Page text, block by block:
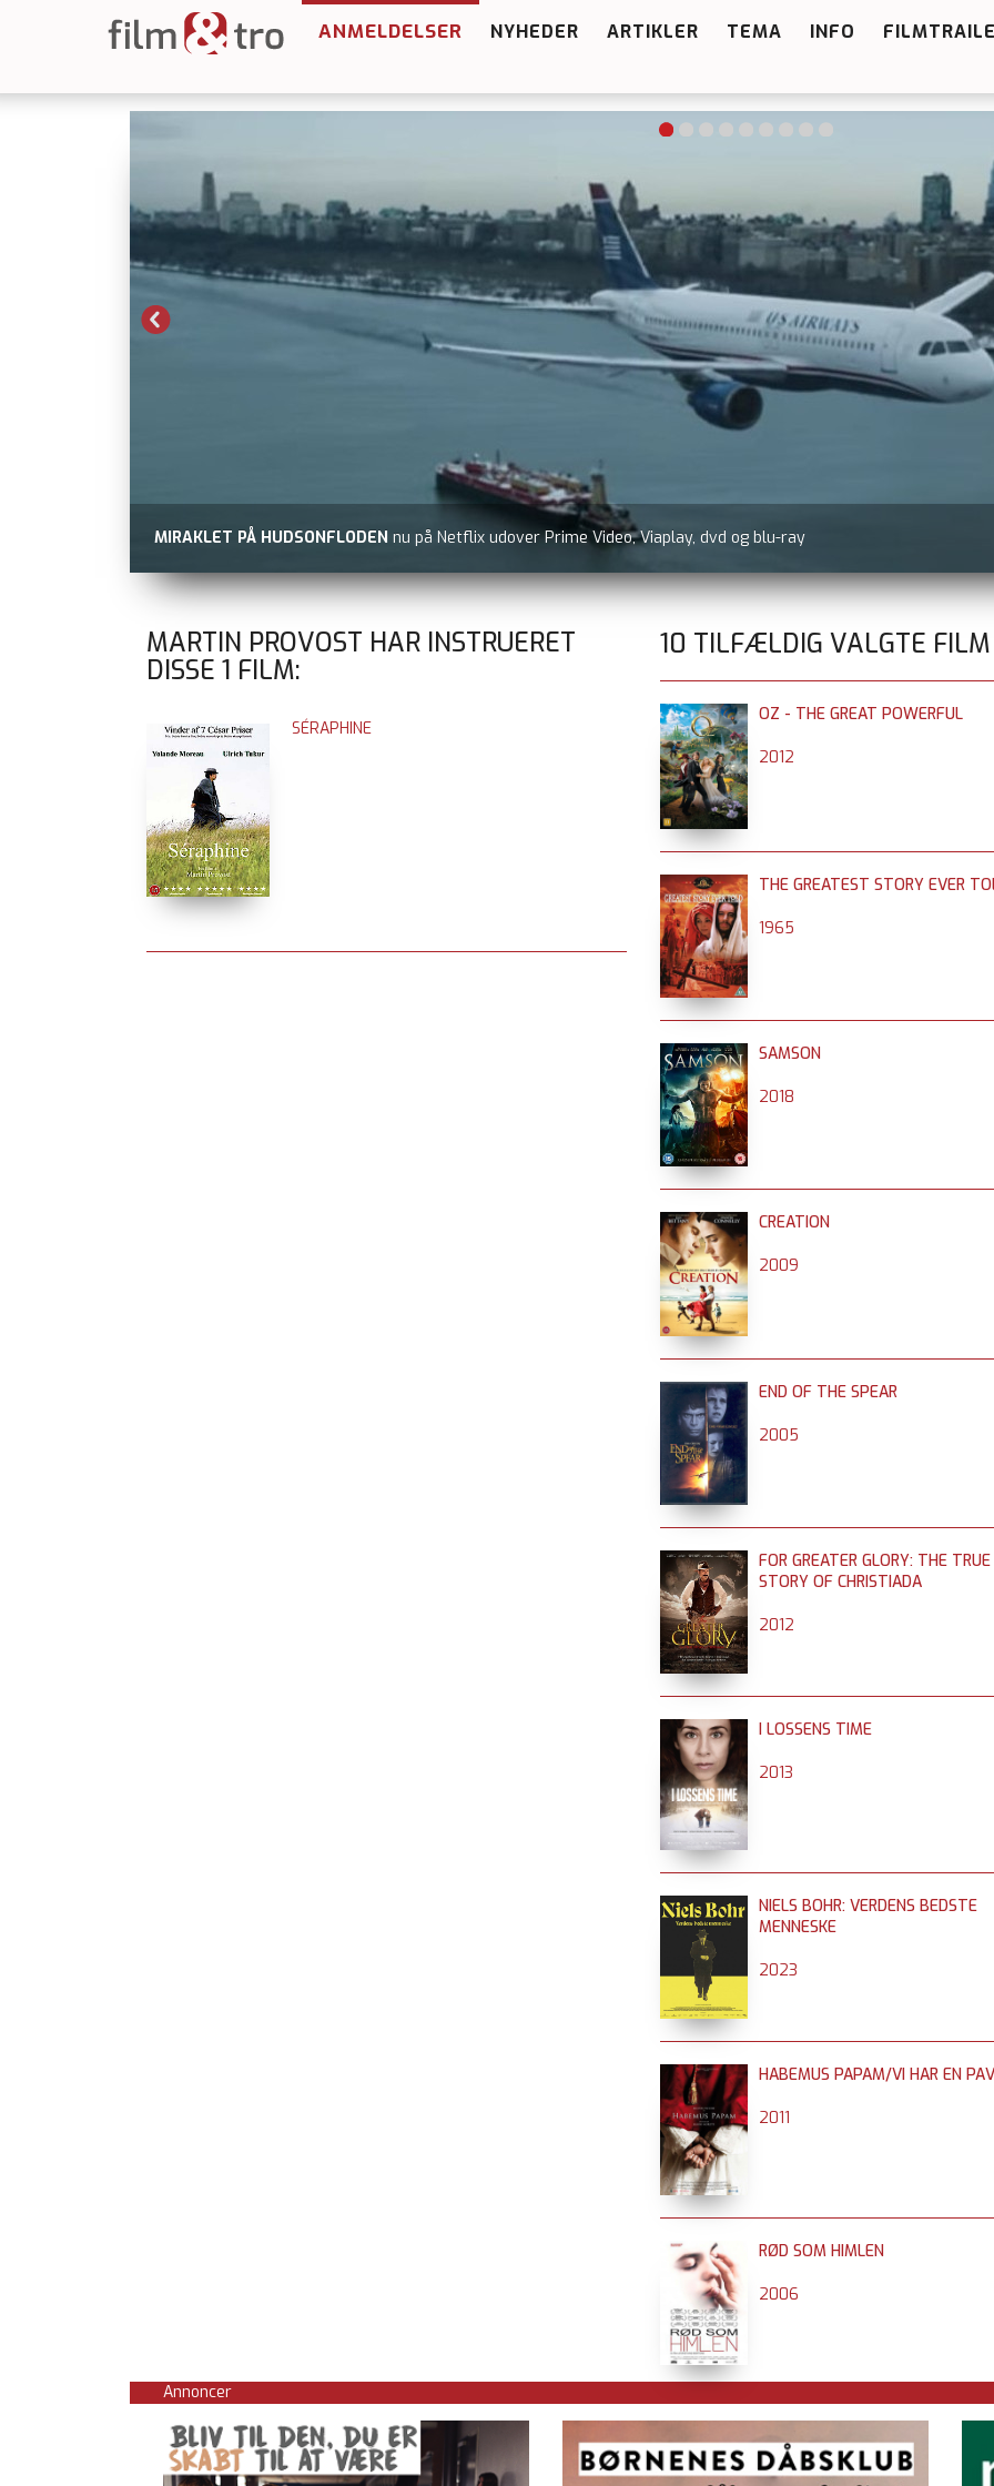
ANMELDELSER NYHEDER ARTIKLER TEMA INFO
MIRAKLET PÅ HUDSONFLODEN nu på Netflix udover Prime Video, Viaplay, dvd og blu-ray
MARTIN PROVOST HAR INSTRUERET
DISSE 1 FILM:
SÉRAPHINE
10 TILFÆLDIG VALGTE FILM
OZ - THE GREAT POWERFUL
2012
THE GREATEST STORY EVER
1965
SAMSON
2018
CREATION
2009
END OF THE SPEAR
2005
FOR GREATER GLORY: THE TRUE
STORY OF CHRISTIADA
2012
I LOSSENS TIME
2013
NIELS BOHR: VERDENS BEDSTE
MENNESKE
2023
HABEMUS PAPAM/VI HAR EN
2011
RØD SOM HIMLEN
2006
Annoncer